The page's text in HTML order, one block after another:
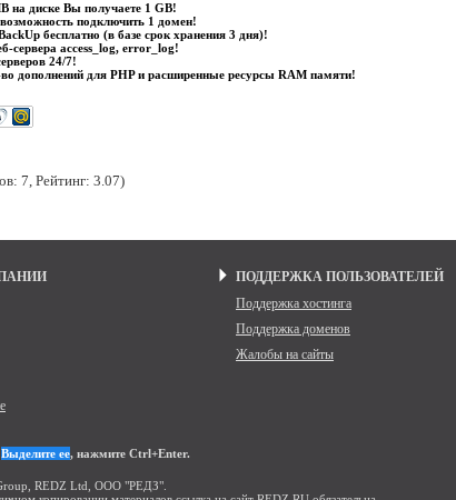
на диске Вы получаете 1 GB!
подключить 1 домен!
бесплатно (в базе срок хранения 3 дня)!
сервера access_log, error_log!
24/7!
дополнений для PHP и расширенные ресурсы RAM памяти!
7, Рейтинг: 3.07)
ПОДДЕРЖКА ПОЛЬЗОВАТЕЛЕЙ
Поддержка хостинга
Поддержка доменов
Жалобы на сайты
Выделите ее, нажмите Ctrl+Enter.
REDZ Ltd, ООО "РЕДЗ".